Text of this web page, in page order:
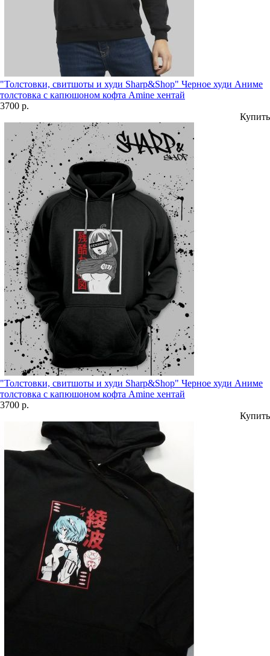
"Толстовки, свитшоты и худи Sharp&Shop" Черное худи Аниме
толстовка с капюшоном кофта Amine хентай
3700 р.
Купить
"Толстовки, свитшоты и худи Sharp&Shop" Черное худи Аниме
толстовка с капюшоном кофта Amine хентай
3700 р.
Купить